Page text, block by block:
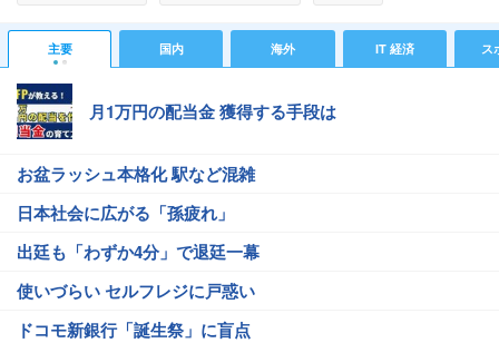
主要 国内 海外 IT 経済 ス
月1万円の配当金 獲得する手段は
お盆ラッシュ本格化 駅など混雑
日本社会に広がる「孫疲れ」
出廷も「わずか4分」で退廷一幕
使いづらい セルフレジに戸惑い
ドコモ新銀行「誕生祭」に盲点